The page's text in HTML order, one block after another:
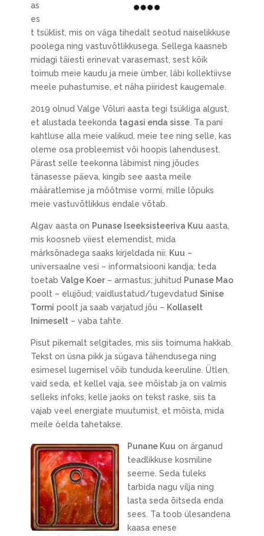
as
es
t tsüklist, mis on väga tihedalt seotud naiselikkuse
poolega ning vastuvõtlikkusega. Sellega kaasneb
midagi täiesti erinevat varasemast, sest kõik
toimub meie kaudu ja meie ümber, läbi kollektiivse
meele puhastumise, et näha piiridest kaugemale.
2019 olnud Valge Võluri aasta tegi tsükliga algust,
et alustada teekonda tagasi enda sisse. Ta pani
kahtluse alla meie valikud, meie tee ning selle, kas
oleme osa probleemist või hoopis lahendusest.
Pärast selle teekonna läbimist ning jõudes
tänasesse päeva, kingib see aasta meile
määratlemise ja mõõtmise vormi, mille lõpuks
meie vastuvõtlikkus endale võtab.
Algav aasta on Punase Iseeksisteeriva Kuu aasta,
mis koosneb viiest elemendist, mida
märksõnadega saaks kirjeldada nii: Kuu –
universaalne vesi – informatsiooni kandja; teda
toetab Valge Koer– armastus; juhitud Punase Mao
poolt – elujõud; vaidlustatud/tugevdatud Sinise
Tormi poolt ja saab varjatud jõu – Kollaselt
Inimeselt– vaba tahte.
Pisut pikemalt selgitades, mis siis toimuma hakkab.
Tekst on üsna pikk ja sügava tähendusega ning
esimesel lugemisel võib tunduda keeruline. Ütlen,
vaid seda, et kellel vaja, see mõistab ja on valmis
selleks infoks, kelle jaoks on tekst raske, siis ta
vajab veel energiate muutumist, et mõista, mida
meile öelda tahetakse.
Punane Kuu on ärganud
teadlikkuse kosmiline
seeme. Seda tuleks
tarbida nagu vilja ning
lasta seda õitseda enda
sees. Ta toob ülesandena
kaasa enese